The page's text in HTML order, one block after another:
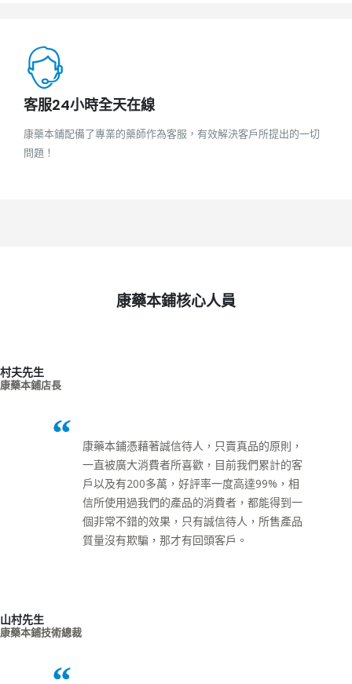
客服24小時全天在線
康藥本鋪配備了專業的藥師作為客服，有效解決客戶所提出的一切
問題！
康藥本鋪核心人員
康藥本鋪憑藉著誠信待人，只賣真品的原則，
一直被廣大消費者所喜歡，目前我們累計的客
戶以及有200多萬，好評率一度高達99%，相
信所使用過我們的產品的消費者，都能得到一
個非常不錯的效果，只有誠信待人，所售產品
質量沒有欺騙，那才有回頭客戶。
村夫先生
康藥本鋪店長
山村先生
康藥本鋪技術總裁